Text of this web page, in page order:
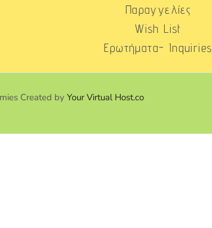
Παραγγελίες
Wish List
Ερωτήματα- Inquiries
Created byYour Virtual Host.co